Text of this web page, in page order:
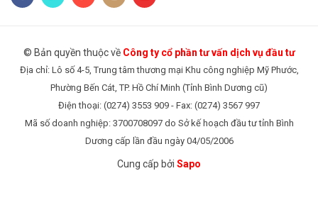
© Bản quyền thuộc về Công ty cổ phần tư vấn dịch vụ đầu tư
Địa chỉ: Lô số 4-5, Trung tâm thương mại Khu công nghiệp Mỹ Phước,
Phường Bến Cát, TP. Hồ Chí Minh (Tỉnh Bình Dương cũ)
Điện thoại: (0274) 3553 909 - Fax: (0274) 3567 997
Mã số doanh nghiệp: 3700708097 do Sở kế hoạch đầu tư tỉnh Bình
Dương cấp lần đầu ngày 04/05/2006
Cung cấp bởi Sapo